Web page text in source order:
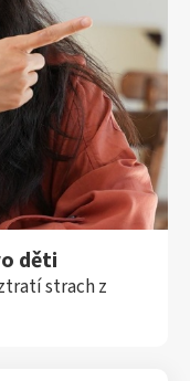
děti
strach z